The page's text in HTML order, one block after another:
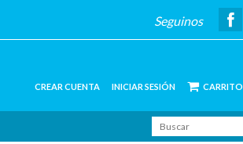
Seguinos
CREAR CUENTA INICIAR SESIÓN CARRITO